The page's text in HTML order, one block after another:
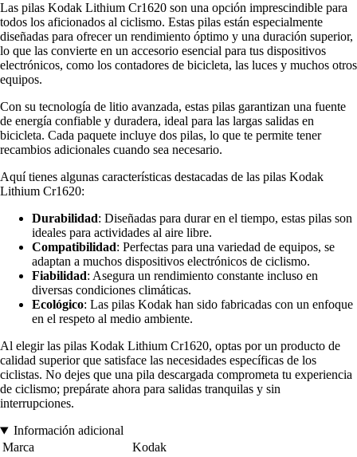
Las pilas Kodak Lithium Cr1620 son una opción imprescindible para
todos los aficionados al ciclismo. Estas pilas están especialmente
diseñadas para ofrecer un rendimiento óptimo y una duración superior,
lo que las convierte en un accesorio esencial para tus dispositivos
electrónicos, como los contadores de bicicleta, las luces y muchos otros
equipos.
Con su tecnología de litio avanzada, estas pilas garantizan una fuente
de energía confiable y duradera, ideal para las largas salidas en
bicicleta. Cada paquete incluye dos pilas, lo que te permite tener
recambios adicionales cuando sea necesario.
Aquí tienes algunas características destacadas de las pilas Kodak
Lithium Cr1620:
Durabilidad: Diseñadas para durar en el tiempo, estas pilas son
ideales para actividades al aire libre.
Compatibilidad: Perfectas para una variedad de equipos, se
adaptan a muchos dispositivos electrónicos de ciclismo.
Fiabilidad: Asegura un rendimiento constante incluso en
diversas condiciones climáticas.
Ecológico: Las pilas Kodak han sido fabricadas con un enfoque
en el respeto al medio ambiente.
Al elegir las pilas Kodak Lithium Cr1620, optas por un producto de
calidad superior que satisface las necesidades específicas de los
ciclistas. No dejes que una pila descargada comprometa tu experiencia
de ciclismo; prepárate ahora para salidas tranquilas y sin
interrupciones.
Información adicional
Marca
Kodak